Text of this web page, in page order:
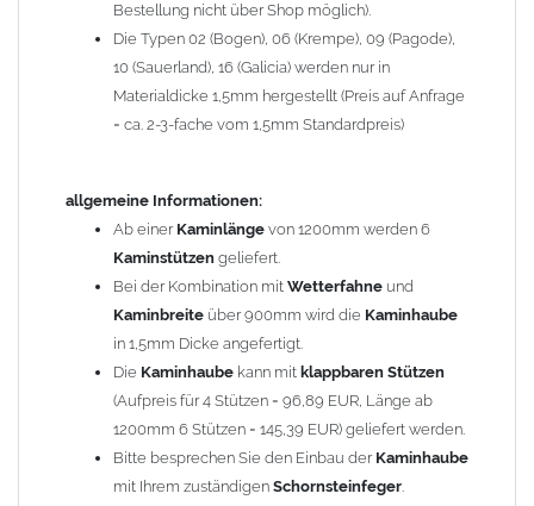
Zum Bild vergößern, bitte auf das Bild klicken!
Bestellung nicht über Shop möglich).
Die Typen 02 (Bogen), 06 (Krempe), 09 (Pagode),
10 (Sauerland), 16 (Galicia) werden nur in
Materialdicke 1,5mm hergestellt (Preis auf Anfrage
= ca. 2-3-fache vom 1,5mm Standardpreis)
allgemeine Informationen:
Ab einer Kaminlänge von 1200mm werden 6
Kaminstützen geliefert.
Bei der Kombination mit Wetterfahne und
Kaminbreite über 900mm wird die Kaminhaube
in 1,5mm Dicke angefertigt.
Die Kaminhaube kann mit klappbaren Stützen
(Aufpreis für 4 Stützen = 96,89 EUR, Länge ab
1200mm 6 Stützen = 145,39 EUR) geliefert werden.
Bitte besprechen Sie den Einbau der Kaminhaube
mit Ihrem zuständigen Schornsteinfeger.